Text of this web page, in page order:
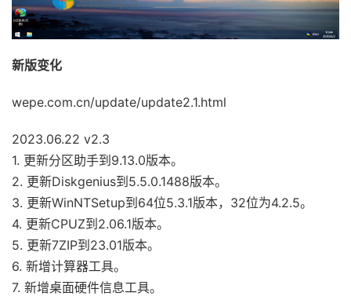
新版变化
wepe.com.cn/update/update2.1.html
2023.06.22 v2.3
1. 更新分区助手到9.13.0版本。
2. 更新Diskgenius到5.5.0.1488版本。
3. 更新WinNTSetup到64位5.3.1版本，32位为4.2.5。
4. 更新CPUZ到2.06.1版本。
5. 更新7ZIP到23.01版本。
6. 新增计算器工具。
7. 新增桌面硬件信息工具。